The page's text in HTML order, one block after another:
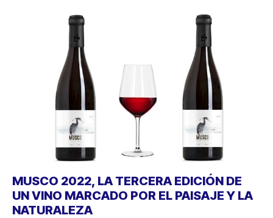
MUSCO 2022, LA TERCERA EDICIÓN DE
UN VINO MARCADO POR EL PAISAJE Y LA
NATURALEZA